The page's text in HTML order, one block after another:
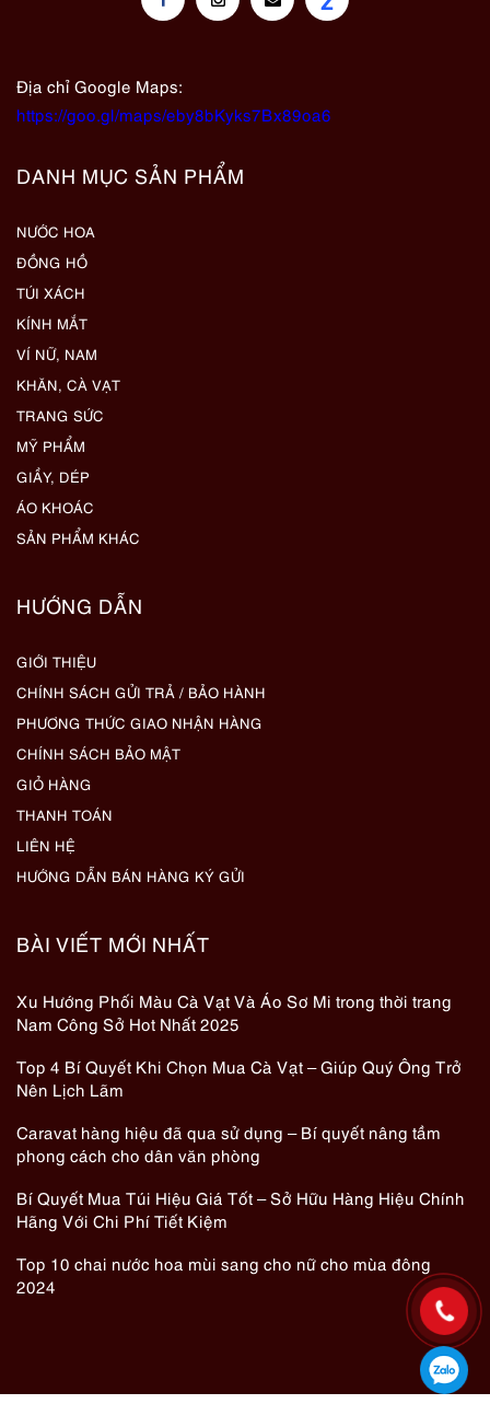
Địa chỉ Google Maps:
https://goo.gl/maps/eby8bKyks7Bx89oa6
DANH MỤC SẢN PHẨM
NƯỚC HOA
ĐỒNG HỒ
TÚI XÁCH
KÍNH MẮT
VÍ NỮ, NAM
KHĂN, CÀ VẠT
TRANG SỨC
MỸ PHẨM
GIẦY, DÉP
ÁO KHOÁC
SẢN PHẨM KHÁC
HƯỚNG DẪN
GIỚI THIỆU
CHÍNH SÁCH GỬI TRẢ / BẢO HÀNH
PHƯƠNG THỨC GIAO NHẬN HÀNG
CHÍNH SÁCH BẢO MẬT
GIỎ HÀNG
THANH TOÁN
LIÊN HỆ
HƯỚNG DẪN BÁN HÀNG KÝ GỬI
BÀI VIẾT MỚI NHẤT
Xu Hướng Phối Màu Cà Vạt Và Áo Sơ Mi trong thời trang
Nam Công Sở Hot Nhất 2025
Top 4 Bí Quyết Khi Chọn Mua Cà Vạt – Giúp Quý Ông Trở
Nên Lịch Lãm
Caravat hàng hiệu đã qua sử dụng – Bí quyết nâng tầm
phong cách cho dân văn phòng
Bí Quyết Mua Túi Hiệu Giá Tốt – Sở Hữu Hàng Hiệu Chính
Hãng Với Chi Phí Tiết Kiệm
Top 10 chai nước hoa mùi sang cho nữ cho mùa đông
2024